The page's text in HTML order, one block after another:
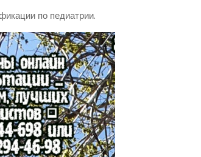
по педиатрии.